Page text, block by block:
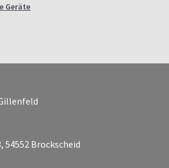
Geräte
54552 Brockscheid